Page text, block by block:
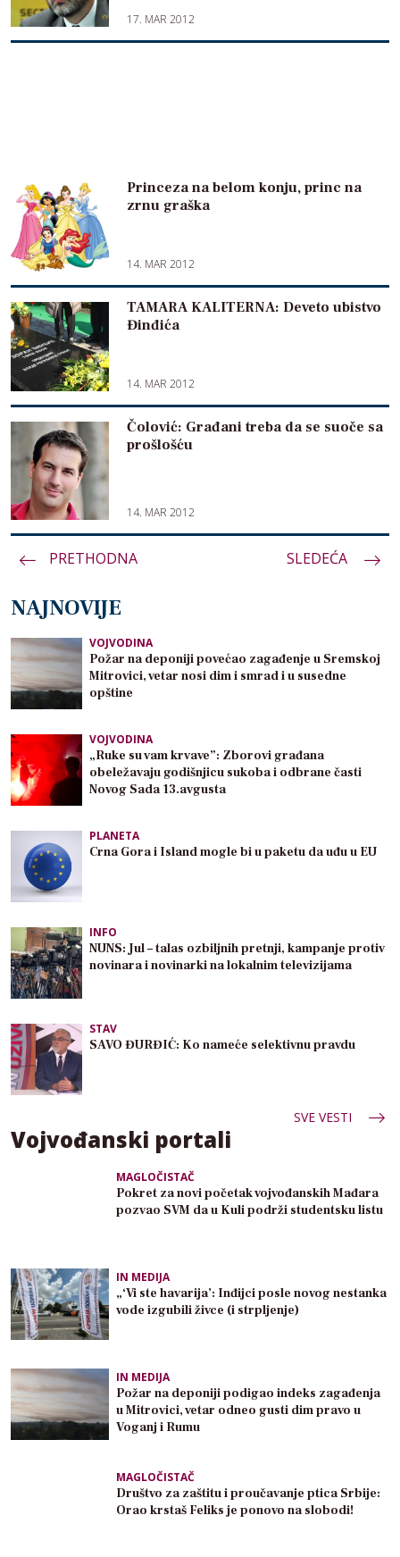
17. MAR 2012
Princeza na belom konju, princ na
zrnu graška
14. MAR 2012
TAMARA KALITERNA: Deveto ubistvo
Đinđića
14. MAR 2012
Čolović: Građani treba da se suoče sa
prošlošću
14. MAR 2012
Paginacija
PRETHODNA SLEDEĆA
NAJNOVIJE
VOJVODINA
Požar na deponiji povećao zagađenje u Sremskoj
Mitrovici, vetar nosi dim i smrad i u susedne
opštine
VOJVODINA
„Ruke su vam krvave”: Zborovi građana
obeležavaju godišnjicu sukoba i odbrane časti
Novog Sada 13.avgusta
PLANETA
Crna Gora i Island mogle bi u paketu da uđu u EU
INFO
NUNS: Jul – talas ozbiljnih pretnji, kampanje protiv
novinara i novinarki na lokalnim televizijama
STAV
SAVO ĐURĐIĆ: Ko nameće selektivnu pravdu
SVE VESTI
Vojvođanski portali
MAGLOČISTAČ
Pokret za novi početak vojvođanskih Mađara
pozvao SVM da u Kuli podrži studentsku listu
IN MEDIJA
„‘Vi ste havarija’: Inđijci posle novog nestanka
vode izgubili živce (i strpljenje)
IN MEDIJA
Požar na deponiji podigao indeks zagađenja
u Mitrovici, vetar odneo gusti dim pravo u
Voganj i Rumu
MAGLOČISTAČ
Društvo za zaštitu i proučavanje ptica Srbije:
Orao krstaš Feliks je ponovo na slobodi!